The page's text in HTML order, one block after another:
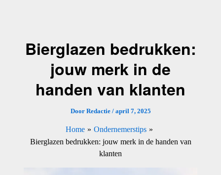
Bierglazen bedrukken:
jouw merk in de
handen van klanten
Door Redactie / april 7, 2025
Home
Ondernemerstips
Bierglazen bedrukken: jouw merk in de handen van
klanten